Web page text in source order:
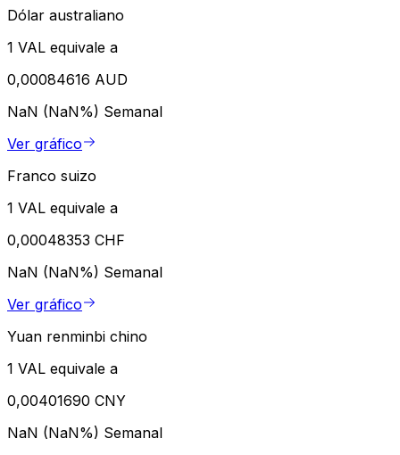
Dólar australiano
1 VAL equivale a
0,00084616 AUD
NaN (NaN%) Semanal
Ver gráfico
Franco suizo
1 VAL equivale a
0,00048353 CHF
NaN (NaN%) Semanal
Ver gráfico
Yuan renminbi chino
1 VAL equivale a
0,00401690 CNY
NaN (NaN%) Semanal